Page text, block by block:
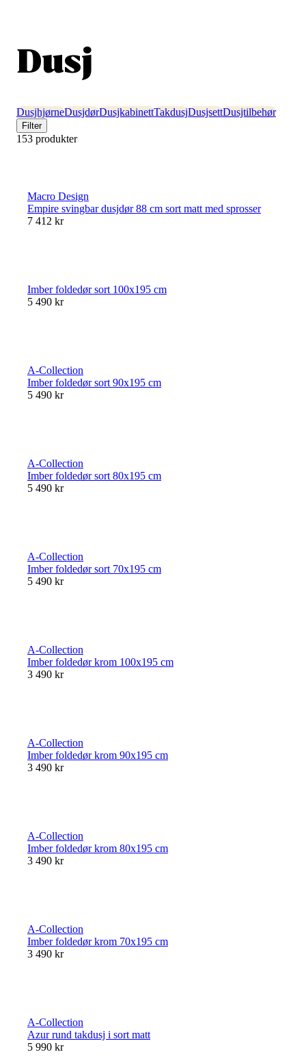
Dusj
DusjhjørneDusjdørDusjkabinettTakdusjDusjsettDusjtilbehør
Filter
153 produkter
Macro Design
Empire svingbar dusjdør 88 cm sort matt med sprosser
7 412 kr
Imber foldedør sort 100x195 cm
5 490 kr
A-Collection
Imber foldedør sort 90x195 cm
5 490 kr
A-Collection
Imber foldedør sort 80x195 cm
5 490 kr
A-Collection
Imber foldedør sort 70x195 cm
5 490 kr
A-Collection
Imber foldedør krom 100x195 cm
3 490 kr
A-Collection
Imber foldedør krom 90x195 cm
3 490 kr
A-Collection
Imber foldedør krom 80x195 cm
3 490 kr
A-Collection
Imber foldedør krom 70x195 cm
3 490 kr
A-Collection
Azur rund takdusj i sort matt
5 990 kr